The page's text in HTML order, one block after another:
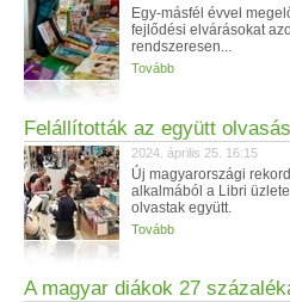
Egy-másfél évvel
fejlődési elvárásokat
rendszeresen...
Tovább
Felállították az együtt
2024. április 25. 16:15
Új magyarországi
alkalmából a Libri
olvastak együtt.
Tovább
A magyar diákok 27